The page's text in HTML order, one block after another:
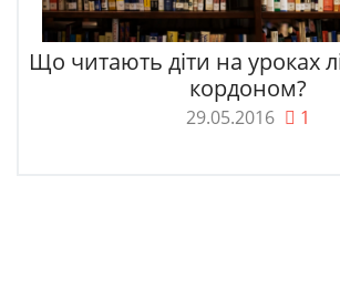
Що читають діти на уроках
кордоном?
29.05.2016 1